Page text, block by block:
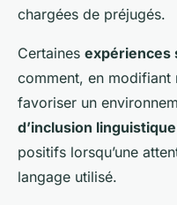
chargées de préjugés.
Certaines expériences
comment, en modifiant
favoriser un
d’inclusion linguistique
positifs lorsqu’une
langage utilisé.